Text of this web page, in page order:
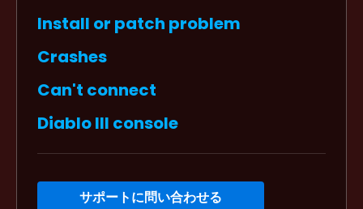
Install or patch problem
Crashes
Can't connect
Diablo III console
サポートに問い合わせる